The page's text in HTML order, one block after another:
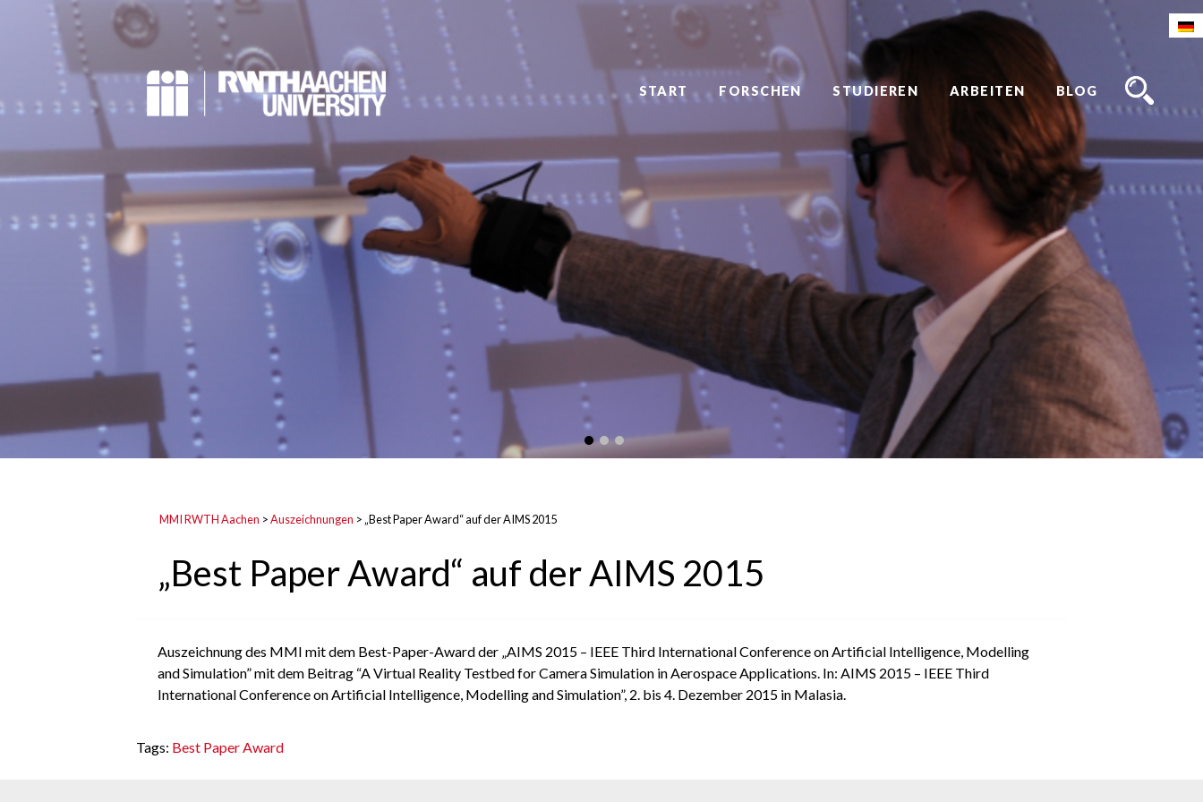
START FORSCHEN STUDIEREN ARBEITEN BLOG
MMI RWTH Aachen >Auszeichnungen > „Best Paper Award“ auf der AIMS 2015
„Best Paper Award“ auf der AIMS 2015
Auszeichnung des MMI mit dem Best-Paper-Award der „AIMS 2015 – IEEE Third International Conference on Artificial Intelligence, Modelling
and Simulation” mit dem Beitrag “A Virtual Reality Testbed for Camera Simulation in Aerospace Applications. In: AIMS 2015 – IEEE Third
International Conference on Artificial Intelligence, Modelling and Simulation”, 2. bis 4. Dezember 2015 in Malasia.
Tags: Best Paper Award